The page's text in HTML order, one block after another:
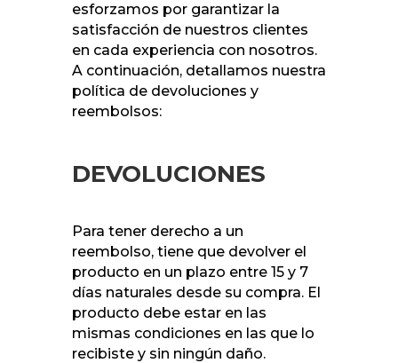
esforzamos por garantizar la
satisfacción de nuestros clientes
en cada experiencia con nosotros.
A continuación, detallamos nuestra
política de devoluciones y
reembolsos:
DEVOLUCIONES
Para tener derecho a un
reembolso, tiene que devolver el
producto en un plazo entre 15 y 7
días naturales desde su compra. El
producto debe estar en las
mismas condiciones en las que lo
recibiste y sin ningún daño.